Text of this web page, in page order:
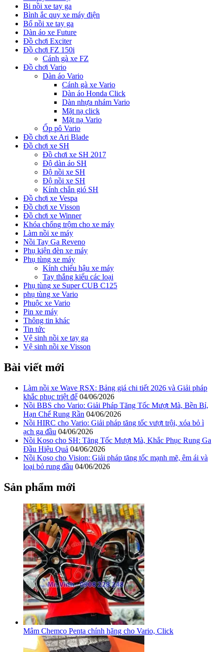
Bi nồi xe tay ga
Bình ắc quy xe máy điện
Bố nồi xe tay ga
Dàn áo xe Future
Đồ chơi Exciter
Đồ chơi FZ 150i
Cánh gà xe FZ
Đồ chơi Vario
Dàn áo Vario
Cánh gà xe Vario
Dàn áo Honda Click
Dàn nhựa nhám Vario
Mặt nạ click
Mặt nạ Vario
Ốp pô Vario
Đồ chơi xe Ari Blade
Đồ chơi xe SH
Đồ chơi xe SH 2017
Độ dàn áo SH
Độ nồi xe SH
Độ nồi xe SH
Kính chắn gió SH
Đồ chơi xe Vespa
Đồ chơi xe Visson
Đồ chơi xe Winner
Khóa chống trộm cho xe máy
Làm nồi xe máy
Nồi Tay Ga Reveno
Phụ kiện đèn xe máy
Phụ tùng xe máy
Kính chiếu hậu xe máy
Tay thắng kiểu các loại
Phụ tùng xe Super CUB C125
phụ tùng xe Vario
Phuộc xe Vario
Pin xe máy
Thông tin khác
Tin tức
Vệ sinh nồi xe tay ga
Vệ sinh nồi xe Visson
Bài viết mới
Làm nồi xe Wave RSX: Bảng giá chi tiết 2026 và Giải pháp
khắc phục triệt để 04/06/2026
Nồi BBS cho Vario: Giải Pháp Tăng Tốc Mượt Mà, Bền Bỉ,
Hạn Chế Rung Rần 04/06/2026
Nồi HIRC cho Vario: Giải pháp tăng tốc vượt trội, xóa bỏ ì
ạch ga đầu 04/06/2026
Nồi Koso cho SH: Tăng Tốc Mượt Mà, Khắc Phục Rung Ga
Đầu Hiệu Quả 04/06/2026
Nồi Koso cho Vision: Giải pháp tăng tốc mạnh mẽ, êm ái và
loại bỏ rung đầu 04/06/2026
Sản phẩm mới
Mâm Chemco Penta chính hãng cho Vario, Click